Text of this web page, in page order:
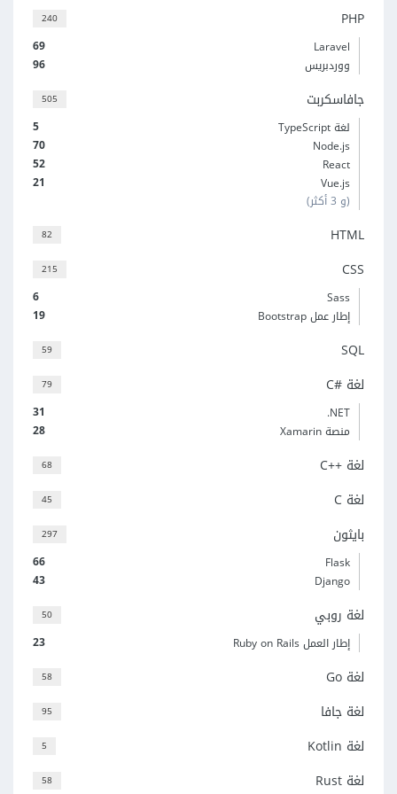
240 PHP
69
Laravel
96
ووردبريس
505 جافاسكربت
5
لغة TypeScript
70
Node.js
52
React
21
Vue.js
(و 3 أكثر)
82 HTML
215 CSS
6
Sass
19
إطار عمل Bootstrap
59 SQL
79 لغة C#‎
31
‎.NET
28
منصة Xamarin
68 لغة C++‎
45 لغة C
297 بايثون
66
Flask
43
Django
50 لغة روبي
23 إطار العمل Ruby on Rails
58 لغة Go
95 لغة جافا
5 لغة Kotlin
58 لغة Rust